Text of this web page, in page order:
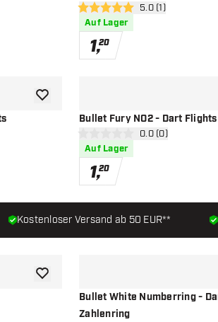
5 Bewertungssterne
5.0 (1)
Auf Lager
1,20
Zur Wunschliste hinzufügen
Bullet Fury NO2 - Dart Flights
0 Bewertungssterne
0.0 (0)
Auf Lager
1,20
Zur Wunschliste hinzufügen
Bullet White Numberring -
Zahlenring
Kostenloser Versand ab 50 EUR**